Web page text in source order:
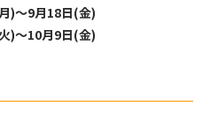
)〜9月18日(金)
)〜10月9日(金)